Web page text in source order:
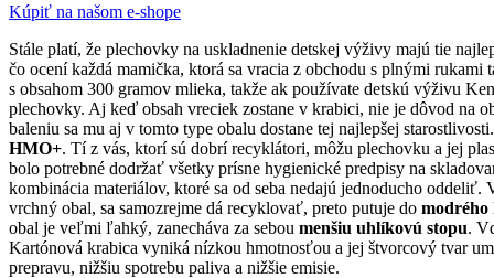
Kúpiť na našom e-shope
Stále platí, že plechovky na uskladnenie detskej výživy majú tie
čo ocení každá mamička, ktorá sa vracia z obchodu s plnými
s obsahom 300 gramov mlieka, takže ak používate detskú výživu
plechovky. Aj keď obsah vreciek zostane v krabici, nie je dôvod na
baleniu sa mu aj v tomto type obalu dostane tej najlepšej
HMO+. Tí z vás, ktorí sú dobrí recyklátori, môžu plechovku a jej
bolo potrebné dodržať všetky prísne hygienické predpisy na
kombinácia materiálov, ktoré sa od seba nedajú jednoducho
vrchný obal, sa samozrejme dá recyklovať, preto putuje do
obal je veľmi ľahký, zanecháva za sebou menšiu uhlíkovú stopu.
Kartónová krabica vyniká nízkou hmotnosťou a jej štvorcový tvar
prepravu, nižšiu spotrebu paliva a nižšie emisie.